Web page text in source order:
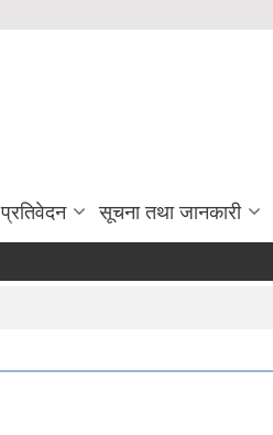
प्रतिवेदन सूचना तथा जानकारी